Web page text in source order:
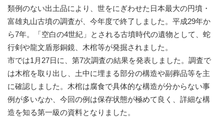
類例のない出土品により、世をにぎわせた日本最大の円墳・
富雄丸山古墳の調査が、今年度で終了しました。平成29年か
ら7年。「空白の4世紀」とされる古墳時代の遺物として、蛇
行剣や龍文盾形銅鏡、木棺等が発掘されました。
市では1月27日に、第7次調査の結果を発表しました。調査で
は木棺を取り出し、土中に埋まる部分の構造や副葬品等を主
に確認しました。木棺は腐食で具体的な構造が分からない事
例が多いなか、今回の例は保存状態が極めて良く、詳細な構
造を知る第一級の資料となりました。